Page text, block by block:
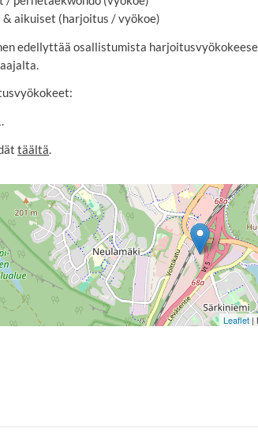
aikuiset (harjoitus / vyökoe)
edellyttää osallistumista
täältä.
Leaflet |